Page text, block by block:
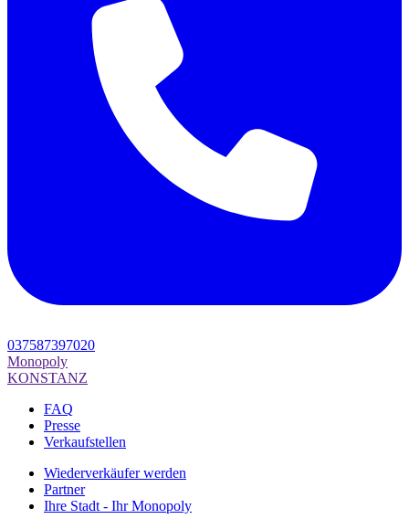
037587397020
Monopoly
KONSTANZ
FAQ
Presse
Verkaufstellen
Wiederverkäufer werden
Partner
Ihre Stadt - Ihr Monopoly